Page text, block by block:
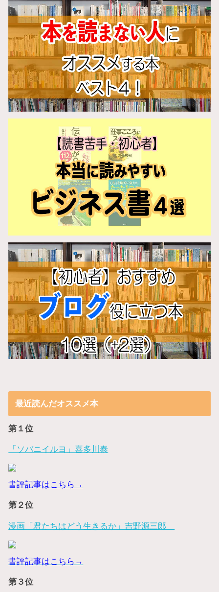
最近読んだオススメ本
第１位
「ソバニイルヨ」喜多川泰
書評記事はこちら→
第２位
漫画「君たちはどう生きるか」吉野源三郎
書評記事はこちら→
第３位